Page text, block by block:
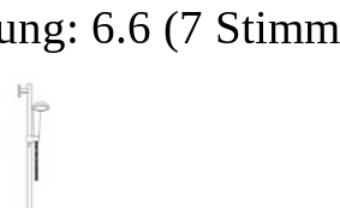
6.6 (7